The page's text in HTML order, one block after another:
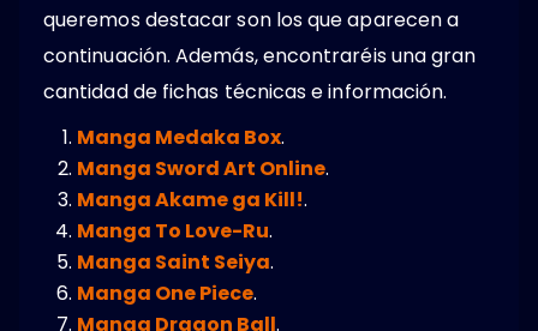
queremos destacar son los que aparecen a
continuación. Además, encontraréis una gran
cantidad de fichas técnicas e información.
Manga Medaka Box.
Manga Sword Art Online.
Manga Akame ga Kill!.
Manga To Love-Ru.
Manga Saint Seiya.
Manga One Piece.
Manga Dragon Ball.